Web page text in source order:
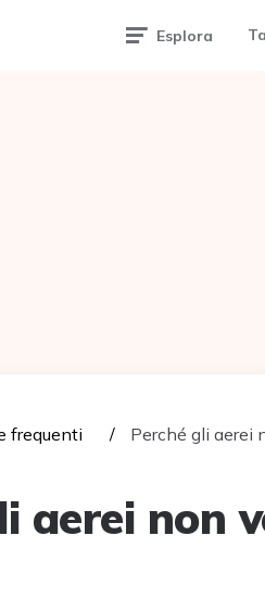
Esplora
frequenti Perché gli aerei
aerei non